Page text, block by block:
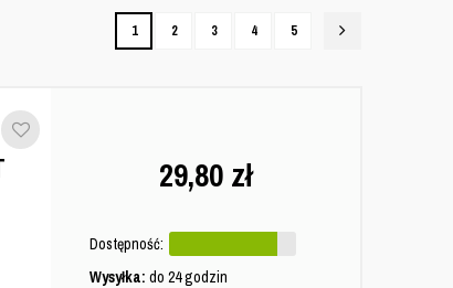
1 2 3 4 5
29,80 zł
Dostępność:
Wysyłka: do 24 godzin